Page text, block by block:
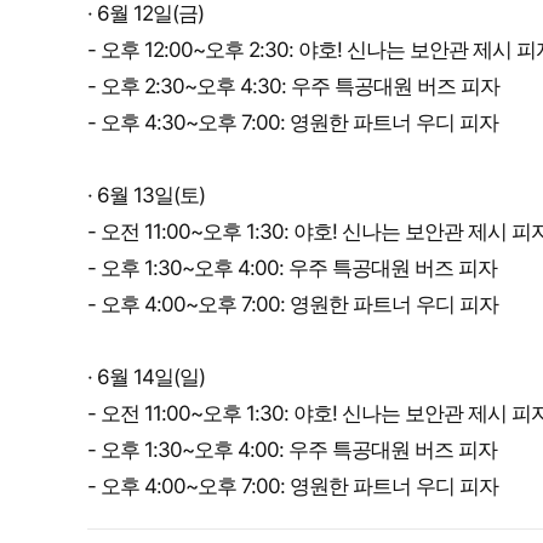
· 6월 12일(금)
- 오후 12:00~오후 2:30: 야호! 신나는 보안관 제시 피
- 오후 2:30~오후 4:30: 우주 특공대원 버즈 피자
- 오후 4:30~오후 7:00: 영원한 파트너 우디 피자
· 6월 13일(토)
- 오전 11:00~오후 1:30: 야호! 신나는 보안관 제시 피
- 오후 1:30~오후 4:00: 우주 특공대원 버즈 피자
- 오후 4:00~오후 7:00: 영원한 파트너 우디 피자
· 6월 14일(일)
- 오전 11:00~오후 1:30: 야호! 신나는 보안관 제시 피
- 오후 1:30~오후 4:00: 우주 특공대원 버즈 피자
- 오후 4:00~오후 7:00: 영원한 파트너 우디 피자